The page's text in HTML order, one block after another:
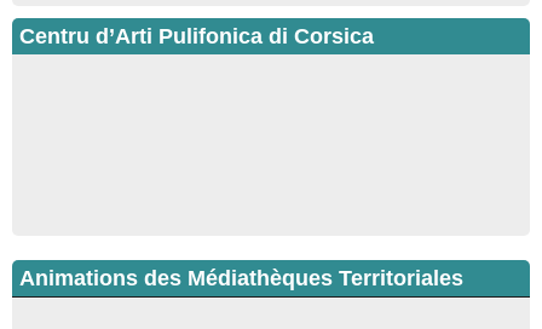
Centru d’Arti Pulifonica di Corsica
Animations des Médiathèques Territoriales